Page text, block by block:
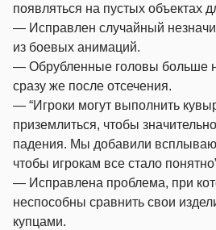
появляться на пустых объектах
— Исправлен случайный
из боевых анимаций.
— Обрубленные головы больше
сразу же после отсечения.
— “Игроки могут выполнить
приземлиться, чтобы
падения. Мы добавили
чтобы игрокам все стало
— Исправлена проблема, при
неспособны сравнить свои
купцами.